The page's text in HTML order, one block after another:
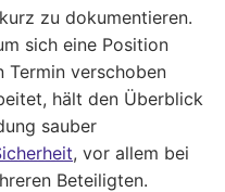
zu dokumentieren.
sich eine Position
verschoben
hält den Überblick
sauber
, vor allem bei
Beteiligten.